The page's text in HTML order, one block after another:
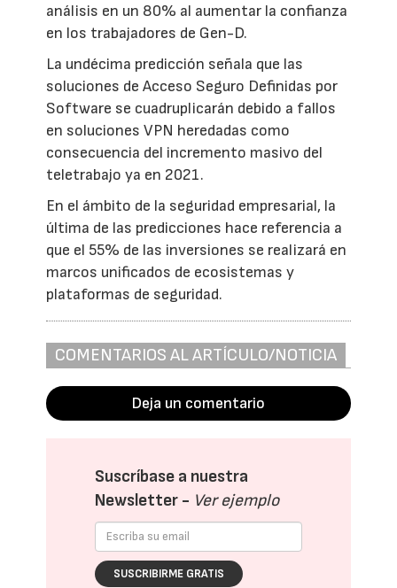
análisis en un 80% al aumentar la confianza
en los trabajadores de Gen-D.
La undécima predicción señala que las
soluciones de Acceso Seguro Definidas por
Software se cuadruplicarán debido a fallos
en soluciones VPN heredadas como
consecuencia del incremento masivo del
teletrabajo ya en 2021.
En el ámbito de la seguridad empresarial, la
última de las predicciones hace referencia a
que el 55% de las inversiones se realizará en
marcos unificados de ecosistemas y
plataformas de seguridad.
COMENTARIOS AL ARTÍCULO/NOTICIA
Deja un comentario
Suscríbase a nuestra
Newsletter - Ver ejemplo
SUSCRIBIRME GRATIS